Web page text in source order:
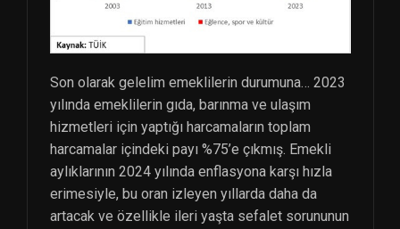
Son olarak gelelim emeklilerin durumuna… 2023
yılında emeklilerin gıda, barınma ve ulaşım
hizmetleri için yaptığı harcamaların toplam
harcamalar içindeki payı %75’e çıkmış. Emekli
aylıklarının 2024 yılında enflasyona karşı hızla
erimesiyle, bu oran izleyen yıllarda daha da
artacak ve özellikle ileri yaşta sefalet sorununun